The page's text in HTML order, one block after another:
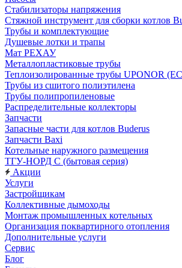
Стабилизаторы напряжения
Стяжной инструмент для сборки котлов
Трубы и комплектующие
Душевые лотки и трапы
Мат РЕХАУ
Металлопластиковые трубы
Теплоизолированные трубы UPONOR
Трубы из сшитого полиэтилена
Трубы полипропиленовые
Распределительные коллекторы
Запчасти
Запасные части для котлов Buderus
Запчасти Baxi
Котельные наружного размещения
ТГУ-НОРД С (бытовая серия)
Акции
Услуги
Застройщикам
Коллективные дымоходы
Монтаж промышленных котельных
Организация поквартирного отопления
Дополнительные услуги
Сервис
Блог